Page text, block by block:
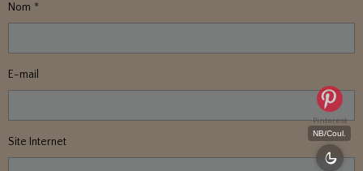
Nom
E-mail
Site Internet
Pinterest
NB/Coul.